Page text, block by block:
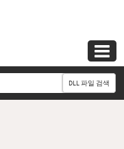

DLL 파일 검색